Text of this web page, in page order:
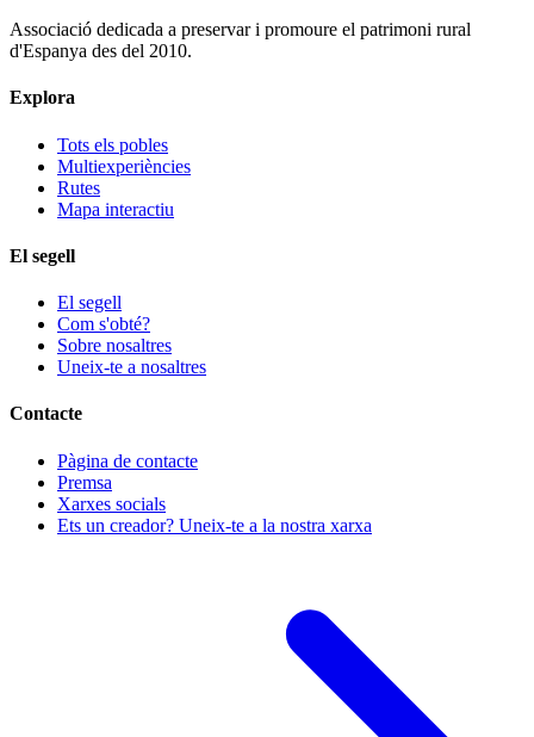
Associació dedicada a preservar i promoure el patrimoni rural
d'Espanya des del 2010.
Explora
Tots els pobles
Multiexperiències
Rutes
Mapa interactiu
El segell
El segell
Com s'obté?
Sobre nosaltres
Uneix-te a nosaltres
Contacte
Pàgina de contacte
Premsa
Xarxes socials
Ets un creador? Uneix-te a la nostra xarxa